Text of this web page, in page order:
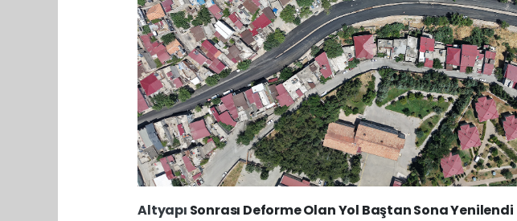
Altyapı Sonrası Deforme Olan Yol Baştan Sona Yenilendi